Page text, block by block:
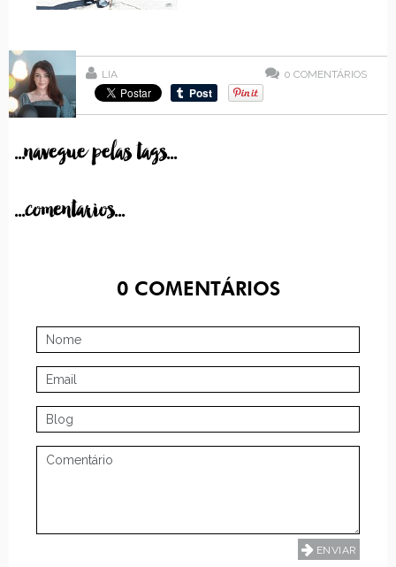
LIA 0 COMENTÁRIOS
...navegue pelas tags...
...comentarios...
0COMENTÁRIOS